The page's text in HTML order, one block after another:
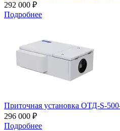
292 000 ₽
Подробнее
Приточная установка ОТД-S-
296 000 ₽
Подробнее